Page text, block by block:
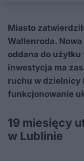
Miasto
Wallenroda.
oddana do użytku
inwestycja ma
ruchu w dzielnicy
funkcjonowanie
19 miesięcy
w Lublinie